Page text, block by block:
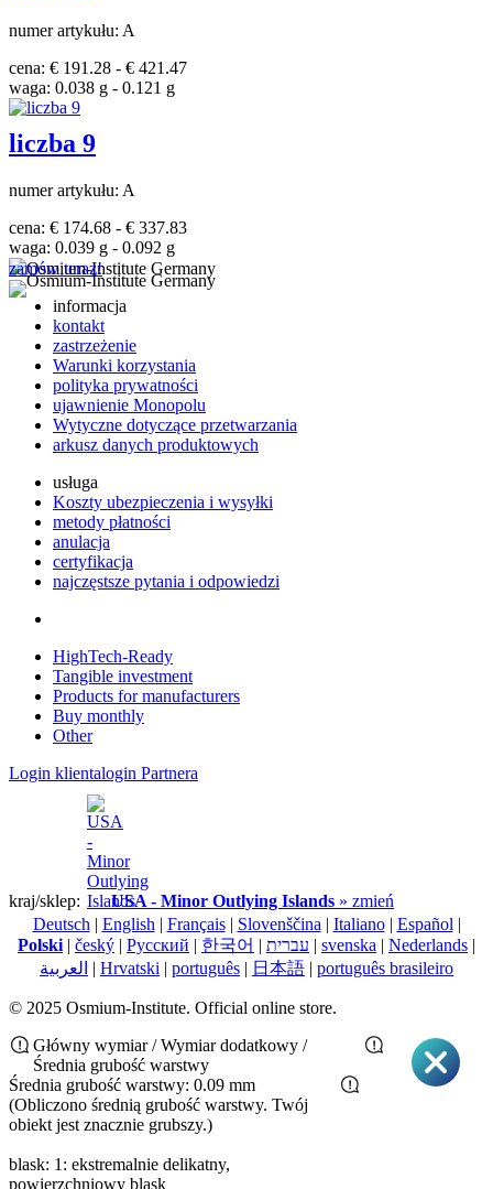
numer artykułu: A
cena: € 191.28 - € 421.47
waga: 0.038 g - 0.121 g
liczba 9
numer artykułu: A
cena: € 174.68 - € 337.83
waga: 0.039 g - 0.092 g
zamów teraz!
informacja
kontakt
zastrzeżenie
Warunki korzystania
polityka prywatności
ujawnienie Monopolu
Wytyczne dotyczące przetwarzania
arkusz danych produktowych
usługa
Koszty ubezpieczenia i wysyłki
metody płatności
anulacja
certyfikacja
najczęstsze pytania i odpowiedzi
HighTech-Ready
Tangible investment
Products for manufacturers
Buy monthly
Other
Login klientalogin Partnera
kraj/sklep: USA - Minor Outlying Islands » zmień
Deutsch | English | Français| Slovenščina | Italiano| Español |
Polski | český | Pусский | 한국어 | עברית | svenska | Nederlands |
العربية | Hrvatski | português | 日本語 | português brasileiro
© 2025 Osmium-Institute. Official online store.
Główny wymiar / Wymiar dodatkowy /
Średnia grubość warstwy
Średnia grubość warstwy: 0.09 mm
(Obliczono średnią grubość warstwy. Twój
obiekt jest znacznie grubszy.)
blask: 1: ekstremalnie delikatny,
powierzchniowy blask